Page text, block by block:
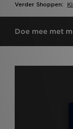
Verder Shoppen:
Doe mee met